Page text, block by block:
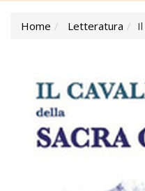
Home Letteratura